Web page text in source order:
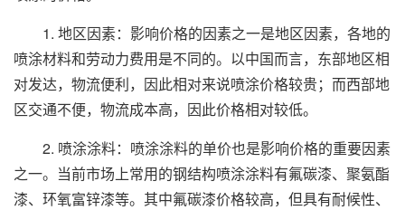
1. 地区因素：影响价格的因素之一是地区因素，各地的
喷涂材料和劳动力费用是不同的。以中国而言，东部地区相
对发达，物流便利，因此相对来说喷涂价格较贵；而西部地
区交通不便，物流成本高，因此价格相对较低。
2. 喷涂涂料：喷涂涂料的单价也是影响价格的重要因素
之一。当前市场上常用的钢结构喷涂涂料有氟碳漆、聚氨酯
漆、环氧富锌漆等。其中氟碳漆价格较高，但具有耐候性、